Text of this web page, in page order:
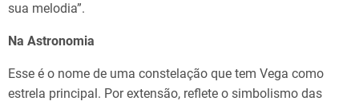
sua melodia”.
Na Astronomia
Esse é o nome de uma constelação que tem Vega como
estrela principal. Por extensão, reflete o simbolismo das